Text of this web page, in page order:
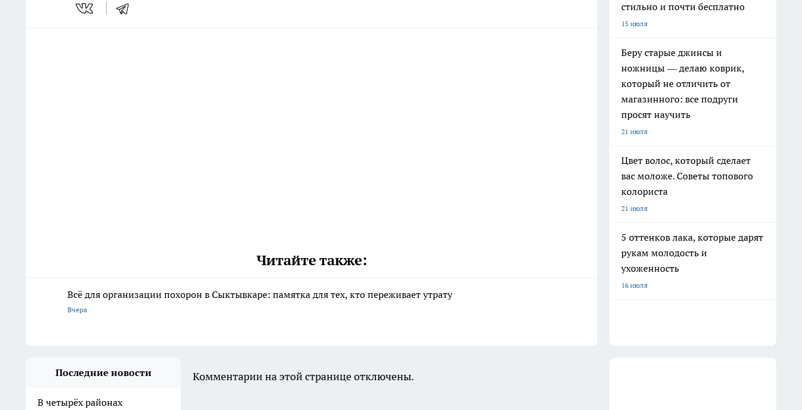
Читайте также:
Всё для организации похорон в Сыктывкаре: памятка для тех, кто переживает утрату
Вчера
стильно и почти бесплатно
15 июля
Беру старые джинсы и
ножницы — делаю коврик,
который не отличить от
магазинного: все подруги
просят научить
21 июля
Цвет волос, который сделает
вас моложе. Советы топового
колориста
21 июля
5 оттенков лака, которые дарят
рукам молодость и
ухоженность
16 июля
Последние новости
В четырёх районах
Комментарии на этой странице отключены.